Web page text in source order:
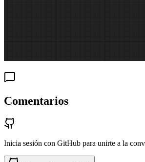
Comentarios
Inicia sesión con GitHub para unirte a la